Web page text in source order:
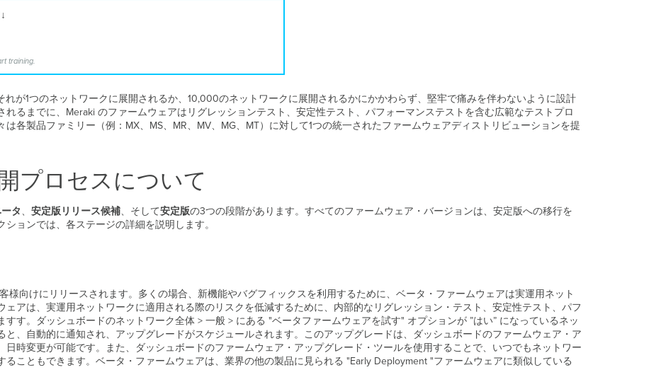
ー
ム
ウ
プ
い
て
ベ
ー
タ
安
training.
が1つのネットワークに展開されるか、10,000のネットワークに展開されるかにかかわらず、堅牢で痛みを伴わないように設計
るまでに、Meraki のファームウェアはリグレッションテスト、安定性テスト、パフォーマンステストを含む広範なテストプロ
各製品ファミリー（例：MX、MS、MR、MV、MG、MT）に対して1つの統一されたファームウェアディストリビューションを提
プロセスについて
タ、 安定版リリース候補、そして安定版の3つの段階があります。すべてのファームウェア・バージョンは、安定版への移行を
ョンでは、各ステージの詳細を説明します。
様向けにリリースされます。多くの場合、新機能やバグフィックスを利用するために、ベータ・ファームウェアは実運用ネット
アは、実運用ネットワークに適用される際のリスクを低減するために、内部的なリグレッション・テスト、安定性テスト、パフ
す。ダッシュボードのネットワーク全体 > 一般 > にある "ベータファームウェアを試す" オプションが ”はい” になっているネッ
と、自動的に通知され、アップグレードがスケジュールされます。このアップグレードは、ダッシュボードのファームウェア・ア
日時変更が可能です。また、ダッシュボードのファームウェア・アップグレード・ツールを使用することで、いつでもネットワー
こともできます。ベータ・ファームウェアは、業界の他の製品に見られる "Early Deployment "ファームウェアに類似している